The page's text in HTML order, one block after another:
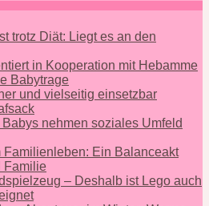
trotz Diät: Liegt es an den
in Kooperation mit Hebamme
Babytrage
und vielseitig einsetzbar
nehmen soziales Umfeld
Familienleben: Ein Balanceakt
Familie
– Deshalb ist Lego auch